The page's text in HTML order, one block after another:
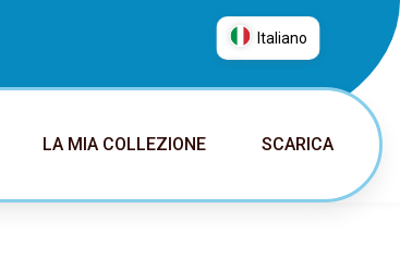
Italiano
Deutsch
LA MIA COLLEZIONE SCARICA